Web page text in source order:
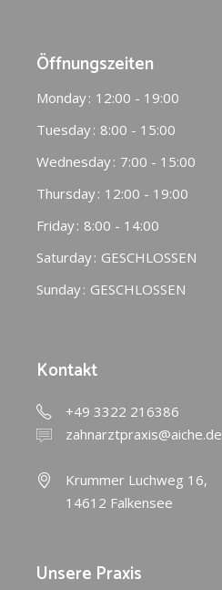
Öffnungszeiten
Monday 12:00 - 19:00
Tuesday 8:00 - 15:00
Wednesday 7:00 - 15:00
Thursday 12:00 - 19:00
Friday 8:00 - 14:00
Saturday GESCHLOSSEN
Sunday GESCHLOSSEN
Kontakt
+49 3322 216386
zahnarztpraxis@aiche.de
Krummer Luchweg 16,
14612 Falkensee
Unsere Praxis